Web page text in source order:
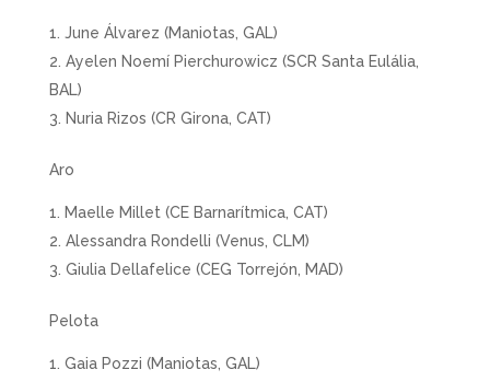
June Álvarez (Maniotas, GAL)
Ayelen Noemí Pierchurowicz (SCR Santa Eulália,
BAL)
Nuria Rizos (CR Girona, CAT)
Aro
Maelle Millet (CE Barnarítmica, CAT)
Alessandra Rondelli (Venus, CLM)
Giulia Dellafelice (CEG Torrejón, MAD)
Pelota
Gaia Pozzi (Maniotas, GAL)